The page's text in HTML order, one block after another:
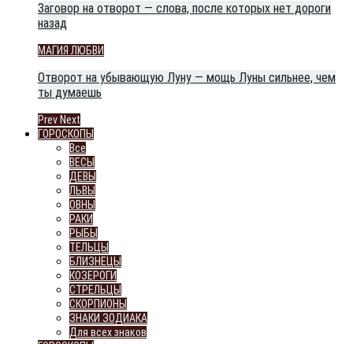
Заговор на отворот — слова, после которых нет дороги
назад
МАГИЯ ЛЮБВИ
Отворот на убывающую Луну — мощь Луны сильнее, чем
ты думаешь
Prev Next
ГОРОСКОПЫ
Все
ВЕСЫ
ДЕВЫ
ЛЬВЫ
ОВНЫ
РАКИ
РЫБЫ
ТЕЛЬЦЫ
БЛИЗНЕЦЫ
КОЗЕРОГИ
СТРЕЛЬЦЫ
СКОРПИОНЫ
ЗНАКИ ЗОДИАКА
Для всех знаков